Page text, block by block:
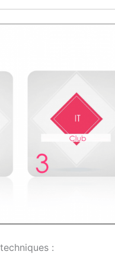
: